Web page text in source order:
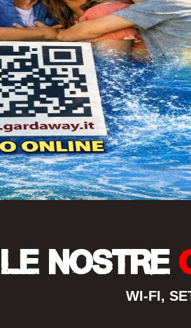
LE NOSTRE
WI-FI,